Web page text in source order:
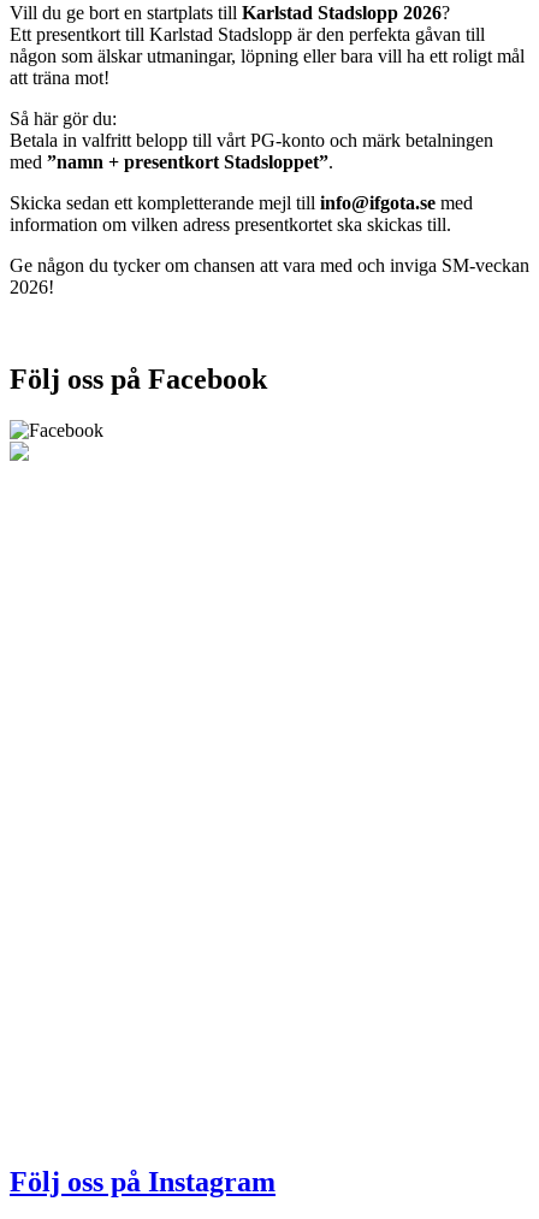
Vill du ge bort en startplats till Karlstad Stadslopp 2026?
Ett presentkort till Karlstad Stadslopp är den perfekta gåvan till
någon som älskar utmaningar, löpning eller bara vill ha ett roligt mål
att träna mot!
Så här gör du:
Betala in valfritt belopp till vårt PG-konto och märk betalningen
med ”namn + presentkort Stadsloppet”.
Skicka sedan ett kompletterande mejl till info@ifgota.se med
information om vilken adress presentkortet ska skickas till.
Ge någon du tycker om chansen att vara med och inviga SM-veckan
2026!
Följ oss på Facebook
Följ oss på Instagram